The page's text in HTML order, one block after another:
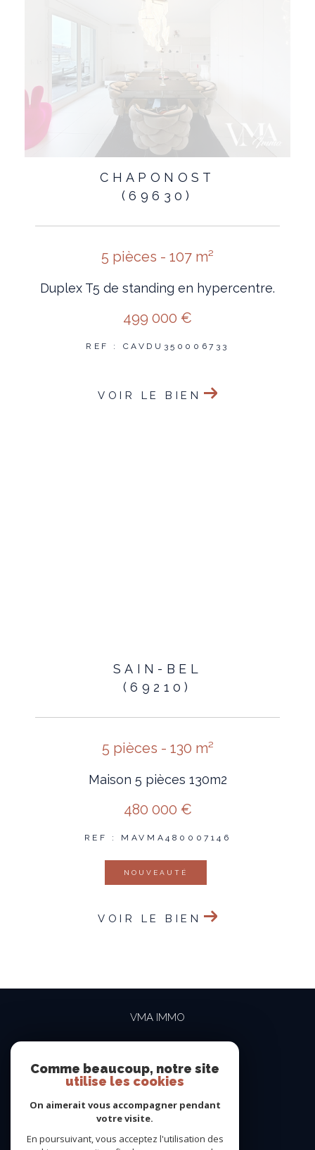
CHAPONOST
(69630)
5 pièces - 107 m²
Duplex T5 de standing en hypercentre.
499 000 €
REF : CAVDU350006733
VOIR LE BIEN
SAIN-BEL
(69210)
5 pièces - 130 m²
Maison 5 pièces 130m2
480 000 €
REF : MAVMA480007146
NOUVEAUTÉ
VOIR LE BIEN
VMA IMMO
contact@vma-immo.com
19 rue des Rosiéristes
NOUS SUIVRE SUR
Comme beaucoup, notre site
utilise les cookies
On aimerait vous accompagner pendant
votre visite.
En poursuivant, vous acceptez l'utilisation des